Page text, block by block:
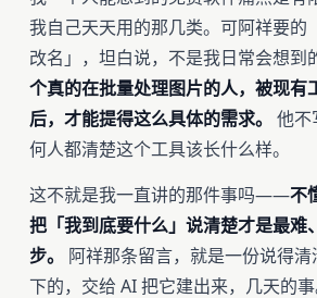
我自己天天用的那几类。可阿祥要的
改名」，坦白说，不是我日常会想
个真的在批量处理图片的人，被现有
后，才能提得这么具体的需求。 他不
何人都清楚这个工具该长什么样。
这不就是我一直讲的那件事吗——不
把「我到底要什么」说清楚才是最难
步。
阿祥那条留言，就是一份说得
下的，交给 AI 把它建出来，几天的事